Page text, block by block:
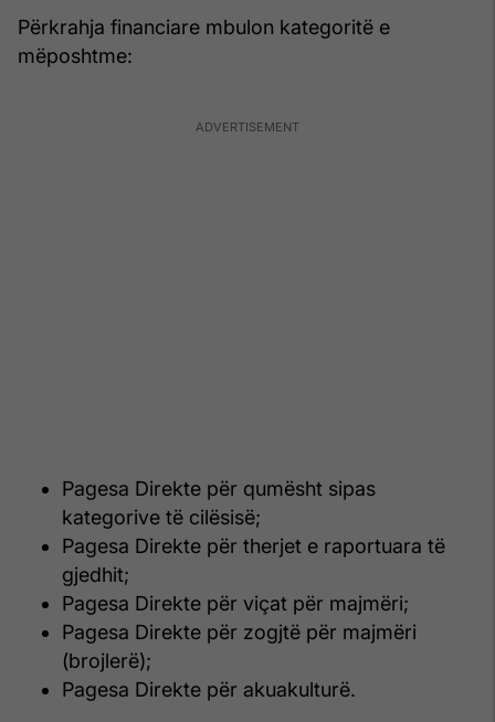
Përkrahja financiare mbulon kategoritë e
mëposhtme:
Pagesa Direkte për qumësht sipas
kategorive të cilësisë;
Pagesa Direkte për therjet e raportuara të
gjedhit;
Pagesa Direkte për viçat për majmëri;
Pagesa Direkte për zogjtë për majmëri
(brojlerë);
Pagesa Direkte për akuakulturë.